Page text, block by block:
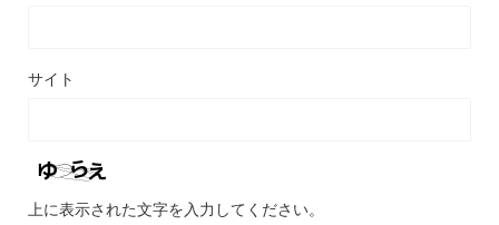
サイト
上に表示された文字を入力してください。